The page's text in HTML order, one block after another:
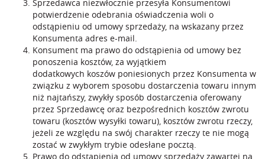
Sprzedawca niezwłocznie przesyła Konsumentowi
potwierdzenie odebrania oświadczenia woli o
odstąpieniu od umowy sprzedaży, na wskazany przez
Konsumenta adres e-mail.
Konsument ma prawo do odstąpienia od umowy bez
ponoszenia kosztów, za wyjątkiem
dodatkowych koszów poniesionych przez Konsumenta w
związku z wyborem sposobu dostarczenia towaru innym
niż najtańszy, zwykły sposób dostarczenia oferowany
przez Sprzedawcę oraz bezpośrednich kosztów zwrotu
towaru (kosztów wysyłki towaru), kosztów zwrotu rzeczy,
jeżeli ze względu na swój charakter rzeczy te nie mogą
zostać w zwykłym trybie odesłane pocztą.
Prawo do odstąpienia od umowy sprzedaży zawartej na